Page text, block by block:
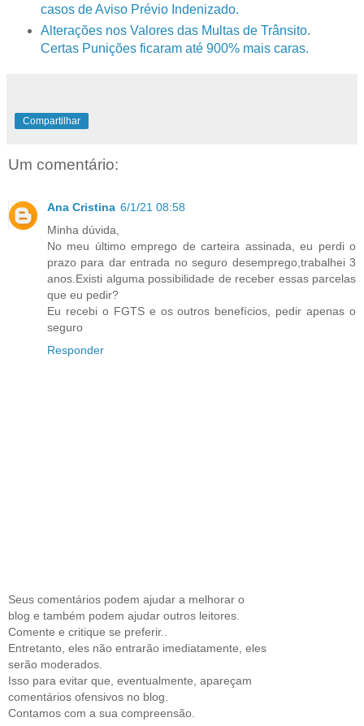
casos de Aviso Prévio Indenizado.
Alterações nos Valores das Multas de Trânsito.
Certas Punições ficaram até 900% mais caras.
Compartilhar
Um comentário:
Ana Cristina 6/1/21 08:58
Minha dúvida,
No meu último emprego de carteira assinada, eu perdi o
prazo para dar entrada no seguro desemprego,trabalhei 3
anos.Existi alguma possibilidade de receber essas parcelas
que eu pedir?
Eu recebi o FGTS e os outros benefícios, pedir apenas o
seguro
Responder
Seus comentários podem ajudar a melhorar o
blog e também podem ajudar outros leitores.
Comente e critique se preferir..
Entretanto, eles não entrarão imediatamente, eles
serão moderados.
Isso para evitar que, eventualmente, apareçam
comentários ofensivos no blog.
Contamos com a sua compreensão.